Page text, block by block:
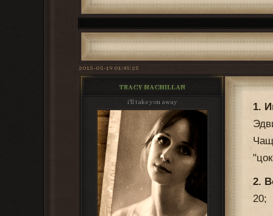
2015-05-19 01:45:25
TRACY MACMILLAN
i'll take you away
1.
2.
20;